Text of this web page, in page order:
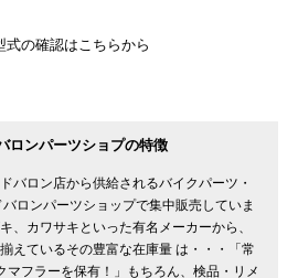
式の確認はこちらから
バロン店から供給されるバイクパーツ・
ロンパーツショップで集中販売していま
、カワサキといった有名メーカーから、
えているその豊富な在庫量 は・・・「常
マフラーを保有！」もちろん、検品・リメ